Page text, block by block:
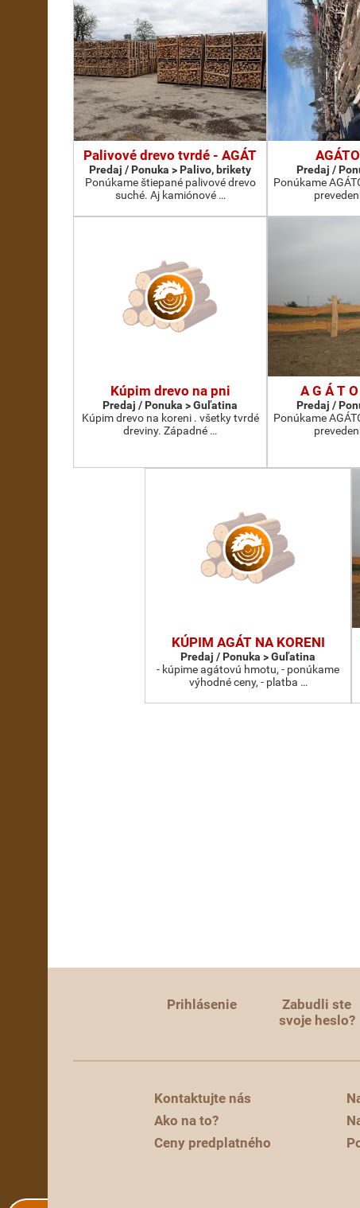
Palivové drevo tvrdé - AGÁT
Predaj / Ponuka > Palivo, brikety
Ponúkame štiepané palivové drevo
suché. Aj kamiónové …
Predaj /
Ponúkame
Kúpim drevo na pni
Predaj / Ponuka > Guľatina
Kúpim drevo na koreni . všetky tvrdé
dreviny. Západné …
A G Á T
Predaj /
Ponúkame
KÚPIM AGÁT NA KORENI
Predaj / Ponuka > Guľatina
- kúpime agátovú hmotu, - ponúkame
výhodné ceny, - platba …
Prihlásenie
Zabudli ste
svoje heslo?
Kontaktujte nás
Ako na to?
Ceny predplatného